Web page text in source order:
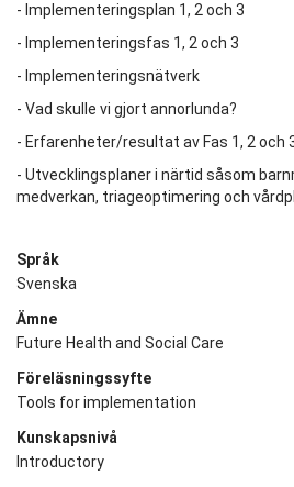
- Implementeringsplan 1, 2 och 3
- Implementeringsfas 1, 2 och 3
- Implementeringsnätverk
- Vad skulle vi gjort annorlunda?
- Erfarenheter/resultat av Fas 1, 2 och
- Utvecklingsplaner i närtid såsom
medverkan, triageoptimering och
Språk
Svenska
Ämne
Future Health and Social Care
Föreläsningssyfte
Tools for implementation
Kunskapsnivå
Introductory